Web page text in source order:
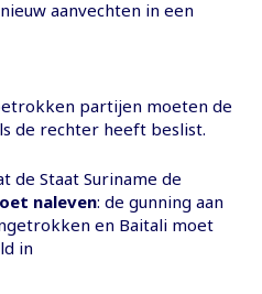
aanvechten in een
partijen moeten de
de rechter heeft beslist.
de Staat Suriname de
naleven: de gunning aan
en Baitali moet
in